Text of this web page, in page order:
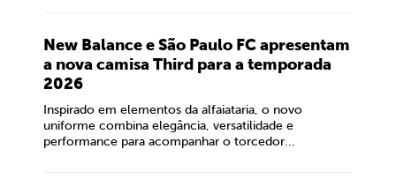
New Balance e São Paulo FC apresentam
a nova camisa Third para a temporada
2026
Inspirado em elementos da alfaiataria, o novo
uniforme combina elegância, versatilidade e
performance para acompanhar o torcedor...